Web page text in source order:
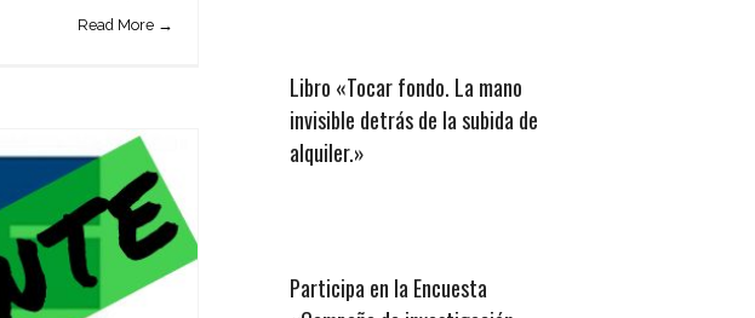
Read More →
Libro «Tocar fondo. La mano
invisible detrás de la subida de
alquiler.»
Participa en la Encuesta